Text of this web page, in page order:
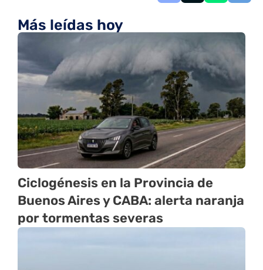
Más leídas hoy
Ciclogénesis en la Provincia de
Buenos Aires y CABA: alerta naranja
por tormentas severas